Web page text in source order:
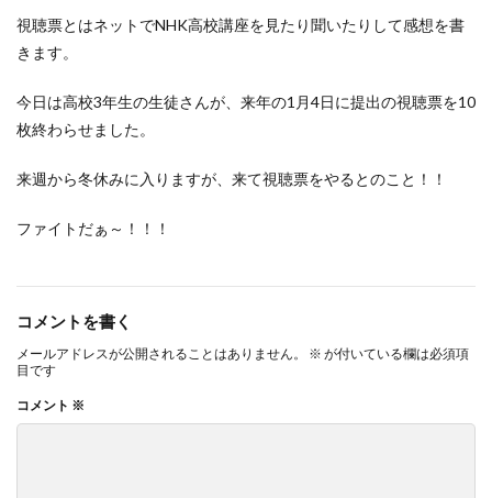
視聴票とはネットでNHK高校講座を見たり聞いたりして感想を書
きます。
今日は高校3年生の生徒さんが、来年の1月4日に提出の視聴票を10
枚終わらせました。
来週から冬休みに入りますが、来て視聴票をやるとのこと！！
ファイトだぁ～！！！
コメントを書く
メールアドレスが公開されることはありません。 ※ が付いている欄は必須項
目です
コメント ※